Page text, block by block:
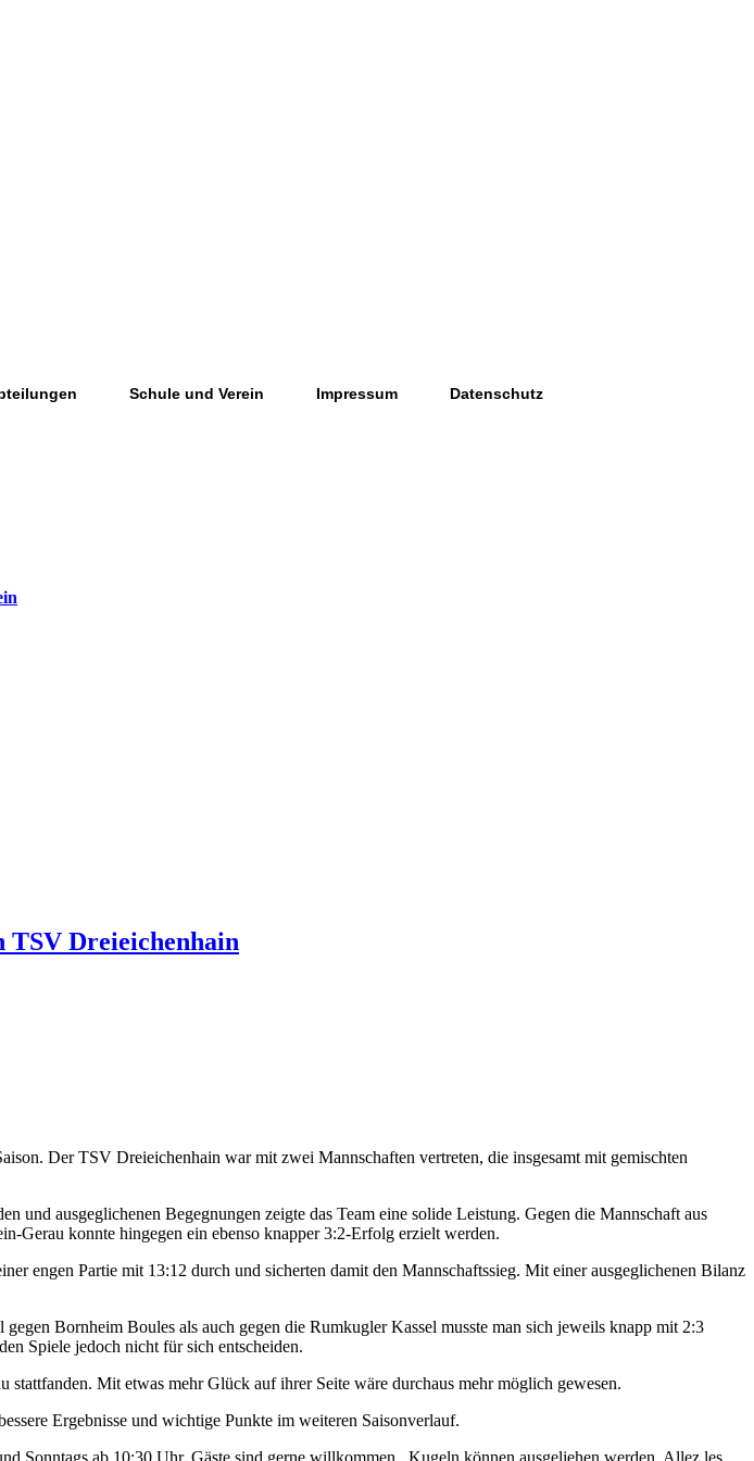
Schule und Verein Impressum Datenschutz
TSV Dreieichenhain
Der TSV Dreieichenhain war mit zwei Mannschaften vertreten, die insgesamt mit gemischten
ausgeglichenen Begegnungen zeigte das Team eine solide Leistung. Gegen die Mannschaft aus
Gerau konnte hingegen ein ebenso knapper 3:2-Erfolg erzielt werden.
engen Partie mit 13:12 durch und sicherten damit den Mannschaftssieg. Mit einer ausgeglichenen Bilanz
Bornheim Boules als auch gegen die Rumkugler Kassel musste man sich jeweils knapp mit 2:3
Spiele jedoch nicht für sich entscheiden.
stattfanden. Mit etwas mehr Glück auf ihrer Seite wäre durchaus mehr möglich gewesen.
Ergebnisse und wichtige Punkte im weiteren Saisonverlauf.